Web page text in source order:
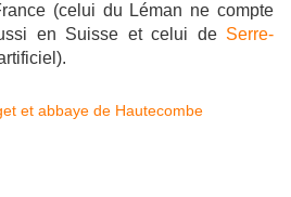
(celui du Léman ne compte
en Suisse et celui de Serre-